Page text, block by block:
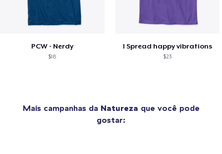
PCW - Nerdy
$18
I Spread happy vibrations
$23
Mais campanhas da Natureza que você pode
gostar: